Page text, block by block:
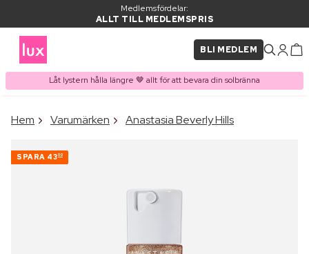
Medlemsfördelar:
ALLT TILL MEDLEMSPRIS
BLI MEDLEM
Låt lystern hålla längre 🤎 allt för att bevara din solbränna
PRODUKT I VARUKORGEN
Ofta köpt tillsammans med
Hem Varumärken Anastasia Beverly Hills
SPARA 4300